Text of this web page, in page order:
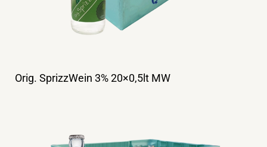
Orig. SprizzWein 3% 20×0,5lt MW